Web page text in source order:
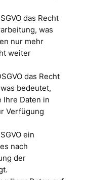
das Recht
was
nur mehr
weiter
das Recht
bedeutet,
Ihre Daten in
Verfügung
ein
nach
der